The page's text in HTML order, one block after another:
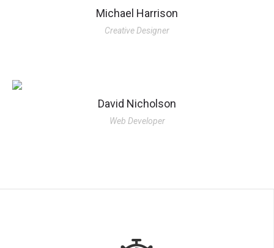
Michael Harrison
Creative Designer
Donec vestibulum velit a dolor volutpat ornare. Mauris in turpis
est. Vivamus tempus lorem nec imperdiet fringilla. Etiam quis
David Nicholson
Web Developer
est. Vivamus tempus lorem nec imperdiet fringilla. Etiam quis